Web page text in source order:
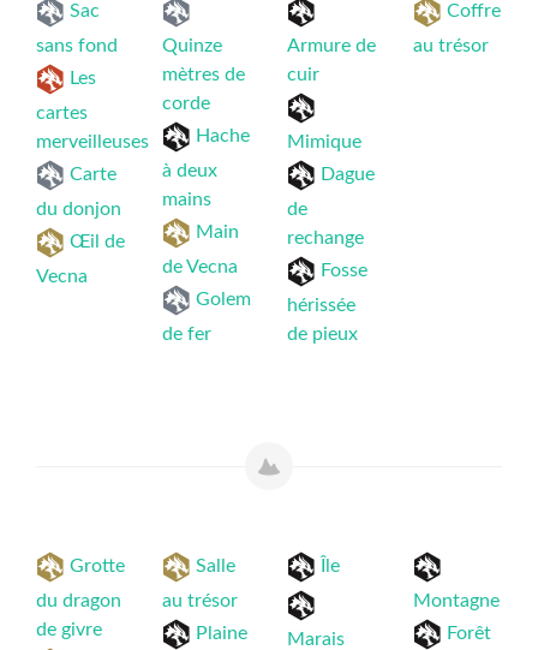
Sac
sans fond
Les
cartes
merveilleuses
Carte
du donjon
Œil de
Vecna
Quinze
mètres de
corde
Hache
à deux
mains
Main
de Vecna
Golem
de fer
Armure de
cuir
Mimique
Dague
de
rechange
Fosse
hérissée
de pieux
Coffre
au trésor
Grotte
du dragon
de givre
Salle
au trésor
Plaine
Île
Marais
Montagne
Forêt